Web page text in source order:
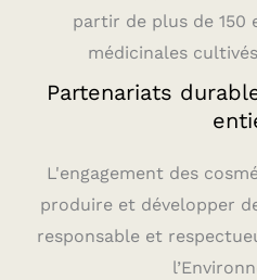
partir de plus de 150
médicinales
Partenariats
L'engagement des
produire et développer
responsable et